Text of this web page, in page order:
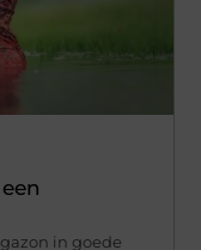
in goede